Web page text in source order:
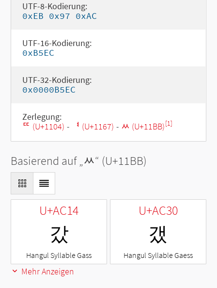
UTF-8-Kodierung:
0xEB 0x97 0xAC
UTF-16-Kodierung:
0xB5EC
UTF-32-Kodierung:
0x0000B5EC
Zerlegung:
ᄄ (U+1104) - ᅧ (U+1167) - ᆻ (U+11BB)[1]
Basierend auf „ᆻ“ (U+11BB)
U+AC14
갔
Hangul Syllable Gass
U+AC30
갰
Hangul Syllable Gaess
Mehr Anzeigen